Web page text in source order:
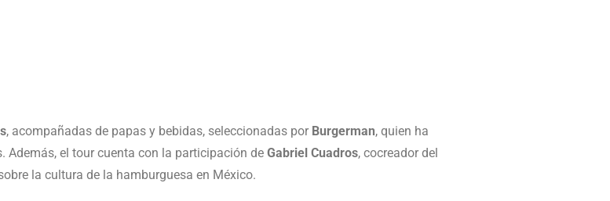
, acompañadas de papas y bebidas, seleccionadas por Burgerman, quien ha
Además, el tour cuenta con la participación de Gabriel Cuadros, cocreador del
la cultura de la hamburguesa en México.